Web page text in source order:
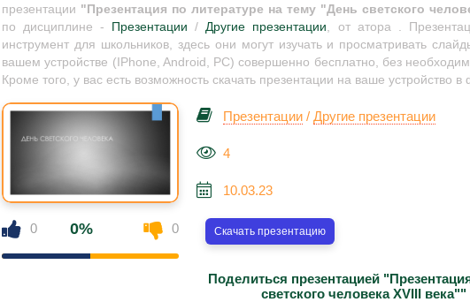
презентации "Презентация по литературе на тему "День светского
по дисциплине -
Презентации /Другие презентации, от атора .
инструмент для школьников, здесь они могут изучать и просматривать
вашем устройстве (IPhone, Android, PC) совершенно бесплатно, без
Кроме того, у вас есть возможность скачать презентации на ваше устройство
0 0% 0
Презентации / Другие презентации
4
10.03.23
Скачать презентацию
Поделиться презентацией
светского человека XVIII